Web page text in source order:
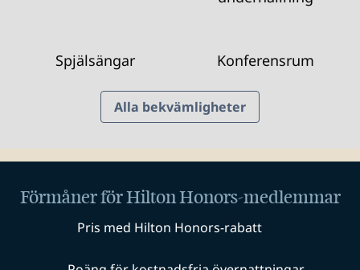
Spjälsängar Konferensrum
Alla bekvämligheter
Förmåner för Hilton Honors-medlemmar
Pris med Hilton Honors-rabatt